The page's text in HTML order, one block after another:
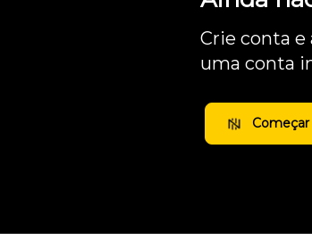
Crie conta e
uma conta